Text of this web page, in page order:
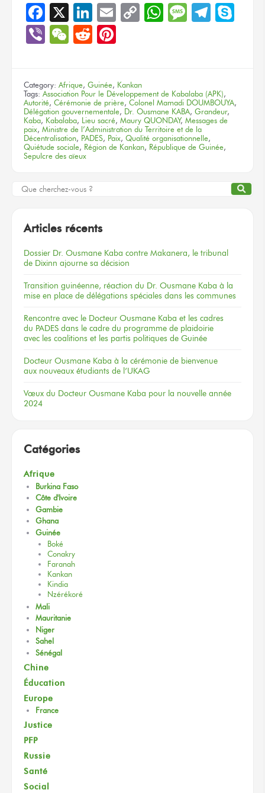
Facebook
X LinkedIn
EmailCopyWhatsApp
Message
ViberWeChat
Reddit
Category: Afrique, Guinée, Kankan
Tags: Association Pour le Développement de Kabalaba (APK),
Autorité, Cérémonie de prière, Colonel Mamadi DOUMBOUYA,
Délégation gouvernementale, Dr. Ousmane KABA, Grandeur,
Kaba, Kabalaba, Lieu sacré, Maury QUONDAY, Messages de
paix, Ministre de l’Administration du Territoire et de la
Décentralisation, PADES, Paix, Qualité organisationnelle,
Quiétude sociale, Région de Kankan, République de Guinée,
Sepulcre des aïeux
Articles récents
Dossier Dr. Ousmane Kaba contre Makanera, le tribunal
de Dixinn ajourne sa décision
Transition guinéenne, réaction du Dr. Ousmane Kaba à la
mise en place de délégations spéciales dans les communes
Rencontre avec le Docteur Ousmane Kaba et les cadres
du PADES dans le cadre du programme de plaidoirie
avec les coalitions et les partis politiques de Guinée
Docteur Ousmane Kaba à la cérémonie de bienvenue
aux nouveaux étudiants de l’UKAG
Vœux du Docteur Ousmane Kaba pour la nouvelle année
2024
Catégories
Afrique
Burkina Faso
Côte d'Ivoire
Gambie
Ghana
Guinée
Boké
Conakry
Faranah
Kankan
Kindia
Nzérékoré
Mali
Mauritanie
Niger
Sahel
Sénégal
Chine
Éducation
Europe
France
Justice
PFP
Russie
Santé
Social